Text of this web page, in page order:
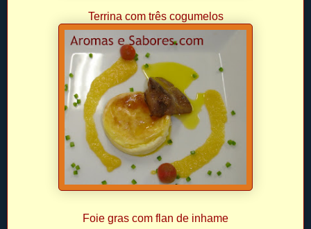
Terrina com três cogumelos
Foie gras com flan de inhame